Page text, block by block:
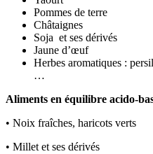
Pommes de terre
Châtaignes
Soja et ses dérivés
Jaune d’œuf
Herbes aromatiques :
…
Aliments en équilibre acido-
• Noix fraîches, haricots verts
• Millet et ses dérivés